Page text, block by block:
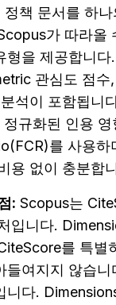
책 문서를 하
가 따라올
형을 제공합니다
관심도 점수
석이 포함됩니
규화된 인용
를 사용하
용 없이 충분합
: Scopus는
입니다.
를 특별
들여지지 않습니
니다.